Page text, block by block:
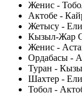
Женис -
Актобе -
Жетысу -
Кызыл-Жар
Женис -
Ордабасы -
Туран -
Шахтер -
Тобол -